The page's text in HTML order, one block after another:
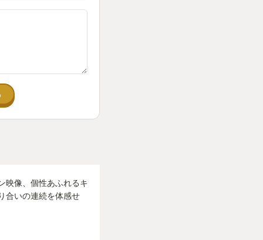
映像、個性あふれるキ
合いの連続を体感せ